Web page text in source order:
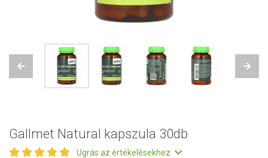
Previous Next
Gallmet Natural kapszula 30db
Ugrás az értékelésekhez